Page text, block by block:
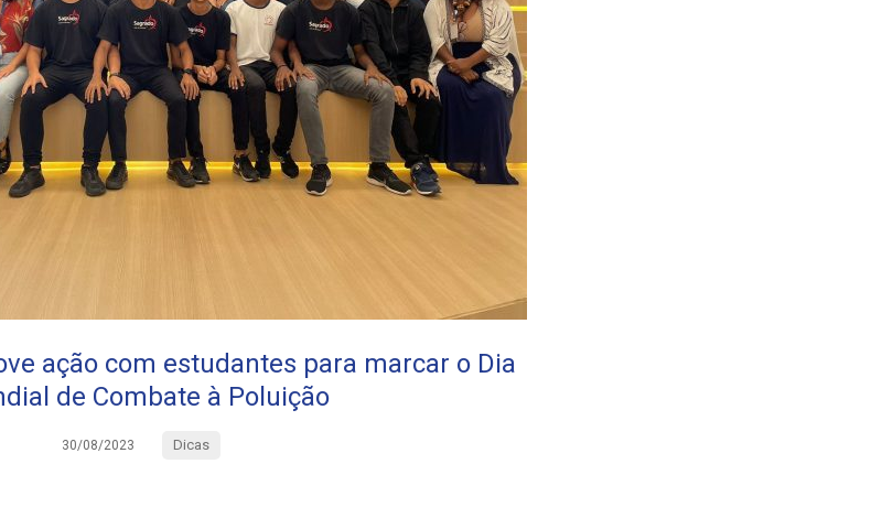
ação com estudantes para marcar o Dia
de Combate à Poluição
30/08/2023 Dicas